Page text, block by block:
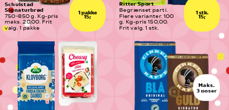
1 pakke
15,-
Schulstad
Signaturbrød
750-850 g. Kg-pris
maks. 20,00. Frit
valg. 1 pakke
1 stk.
15,-
Ritter Sport
Begrænset parti.
Flere varianter. 100
g. Kg-pris 150,00.
Frit valg. 1 stk.
Maks.
3 poser